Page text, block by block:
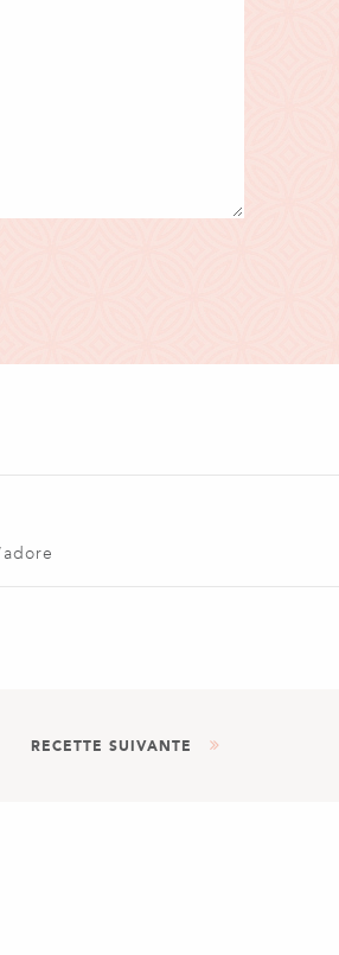
RECETTE SUIVANTE